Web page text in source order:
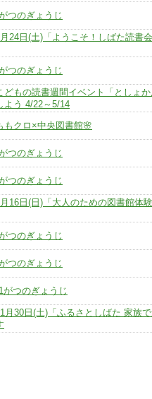
つのぎょうじ
日(土)「ようこそ！しばた読書
つのぎょうじ
もの読書週間イベント「としょか
よう 4/22～5/14
クロ×中央図書館🌸
つのぎょうじ
つのぎょうじ
日(日)「大人のための図書館体
つのぎょうじ
つのぎょうじ
つのぎょうじ
30日(土)「ふるさとしばた 家族